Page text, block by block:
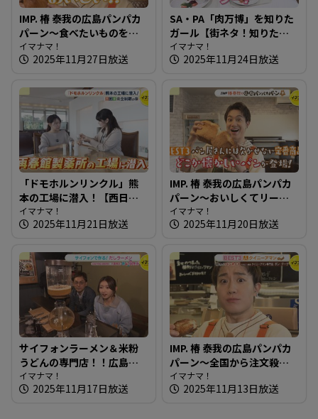
IMP. 椿 泰我の広島パンパカ
パーン～食べたいものを追
求！約70種のパンが並ぶ店
イマナマ！
2025年11月27日放送
SA・PA「肉万博」を知りた
ガール【街ネタ！知りたガ
ール】
イマナマ！
2025年11月24日放送
「ドモホルンリンクル」熊
本の工場に潜入！【西日本
完全制覇の旅】
イマナマ！
2025年11月21日放送
IMP. 椿 泰我の広島パンパカ
パーン～おいしくてリーズ
ナブル！イートインもでき
る種類豊富なお店
イマナマ！
2025年11月20日放送
サイフォンラーメン＆米粉
うどんの専門店！！広島の
新しい麺を知りたガール
【街ネタ！知りたガール】
イマナマ！
2025年11月17日放送
IMP. 椿 泰我の広島パンパカ
パーン～全国から注文殺
到！クイニーアマン専門店
イマナマ！
2025年11月13日放送